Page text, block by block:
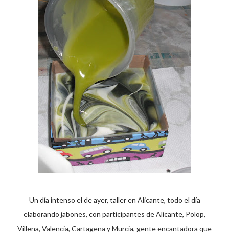
Un día intenso el de ayer, taller en Alicante, todo el día
elaborando jabones, con participantes de Alicante, Polop,
Villena, Valencia, Cartagena y Murcia, gente encantadora que